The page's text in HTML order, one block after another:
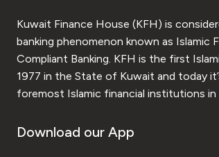
Kuwait Finance House (KFH) is
banking phenomenon known as Islamic
Compliant Banking. KFH is the first
1977 in the State of Kuwait and today
foremost Islamic financial institutions in
Download our App